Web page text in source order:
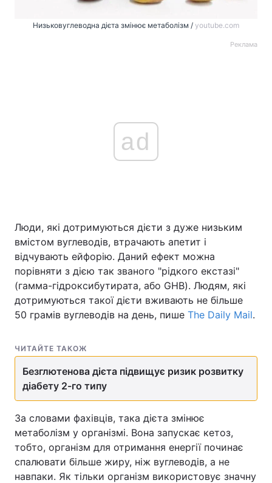
Головна Війна
Економіка Світ
Техно і зв'язок Лайт
Зброя Інциденти
Здоров'я Туризм
Низьковуглеводна дієта змінює метаболізм / youtube.com
Реклама
ad
Люди, які дотримуються дієти з дуже низьким
вмістом вуглеводів, втрачають апетит і
відчувають ейфорію. Даний ефект можна
порівняти з дією так званого "рідкого екстазі"
(гамма-гідроксибутирата, або GHB). Людям, які
дотримуються такої дієти вживають не більше
50 грамів вуглеводів на день, пише The Daily Mail.
ЧИТАЙТЕ ТАКОЖ
Безглютенова дієта підвищує ризик розвитку
діабету 2-го типу
За словами фахівців, така дієта змінює
метаболізм у організмі. Вона запускає кетоз,
тобто, організм для отримання енергії починає
спалювати більше жиру, ніж вуглеводів, а не
навпаки. Як тільки організм використовує значну